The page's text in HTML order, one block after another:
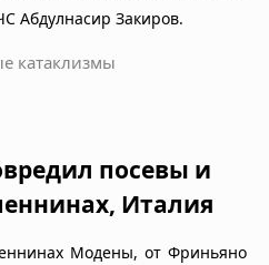
Абдулнасир Закиров.
катаклизмы
посевы и
Италия
Модены, от Фриньяно